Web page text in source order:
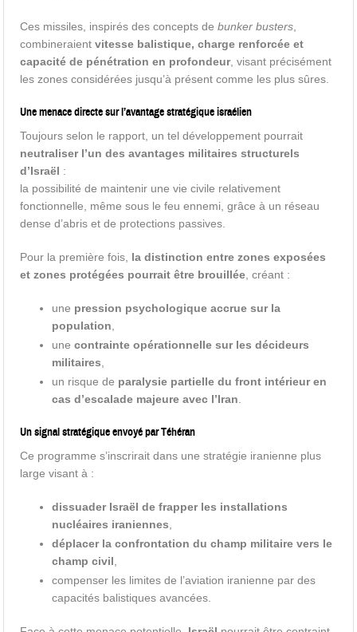
Ces missiles, inspirés des concepts debunker busters
combineraientvitesse balistique, charge renforcée et
capacité de pénétration en profondeur, visant précisément
les zones considérées jusqu’à présent comme les plus sûres.
Une menace directe sur l’avantage stratégique israélien
Toujours selon le rapport, un tel développement pourrait
neutraliser l’un des avantages militaires structurels
d’Israël :
la possibilité de maintenir une vie civile relativement
fonctionnelle, même sous le feu ennemi, grâce à un réseau
dense d’abris et de protections passives.
Pour la première fois, la distinction entre zones exposées
et zones protégées pourrait être brouillée , créant :
une pression psychologique accrue sur la
population
unecontrainte opérationnelle sur les décideurs
militaires
un risque de paralysie partielle du front intérieur en
cas d’escalade majeure avec l’Iran
Un signal stratégique envoyé par Téhéran
Ce programme s’inscrirait dans une stratégie iranienne plus
large visant à :
dissuader Israël de frapper les installations
nucléaires iraniennes
déplacer la confrontation du champ militaire vers le
champ civil
compenser les limites de l’aviation iranienne par des
capacités balistiques avancées.